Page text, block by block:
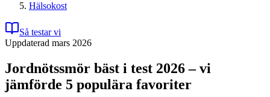
Hälsokost
Så testar vi
Uppdaterad mars 2026
Jordnötssmör bäst i test 2026 – vi
jämförde 5 populära favoriter